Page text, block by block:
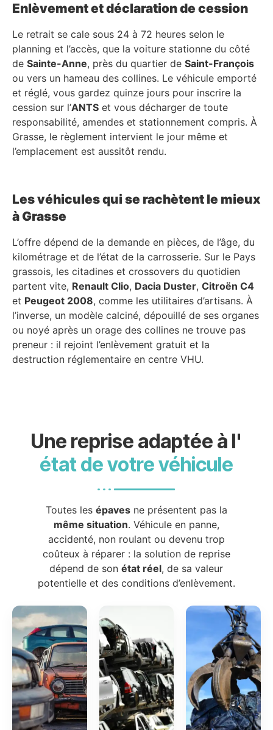
Enlèvement et déclaration de cession
Le retrait se cale sous 24 à 72 heures selon le
planning et l’accès, que la voiture stationne du côté
de Sainte-Anne, près du quartier de Saint-François
ou vers un hameau des collines. Le véhicule emporté
et réglé, vous gardez quinze jours pour inscrire la
cession sur l’ANTS et vous décharger de toute
responsabilité, amendes et stationnement compris. À
Grasse, le règlement intervient le jour même et
l’emplacement est aussitôt rendu.
Les véhicules qui se rachètent le mieux
à Grasse
L’offre dépend de la demande en pièces, de l’âge, du
kilométrage et de l’état de la carrosserie. Sur le Pays
grassois, les citadines et crossovers du quotidien
partent vite, Renault Clio, Dacia Duster, Citroën C4
et Peugeot 2008, comme les utilitaires d’artisans. À
l’inverse, un modèle calciné, dépouillé de ses organes
ou noyé après un orage des collines ne trouve pas
preneur : il rejoint l’enlèvement gratuit et la
destruction réglementaire en centre VHU.
Une reprise adaptée à l'
état de votre véhicule
Toutes les épavesne présentent pas la
même situation. Véhicule en panne,
accidenté, non roulant ou devenu trop
coûteux à réparer : la solution de reprise
dépend de sonétat réel, de sa valeur
potentielle et des conditions d’enlèvement.